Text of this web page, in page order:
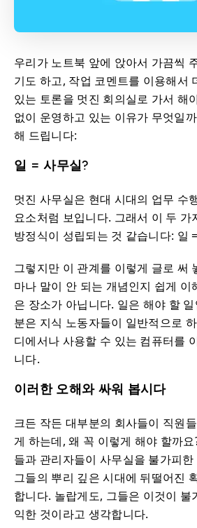
우리가 노트북 앞에 앉아서 가끔씩
기도 하고, 작업 코멘트를 이용해서
있는 토론을 멋진 회의실로 가서 해
없이 운영하고 있는 이유가 무엇일
해 드립니다:
일 = 사무실?
멋진 사무실은 현대 시대의 업무 수
요소처럼 보입니다. 그래서 이 두 가
방정식이 성립되는 것 같습니다: 일
그렇지만 이 관계를 이렇게 글로 써
마나 말이 안 되는 개념인지 쉽게 이
은 장소가 아닙니다. 일은 해야 할
분은 지식 노동자들이 일반적으로
디에서나 사용할 수 있는 컴퓨터를
니다.
이러한 오해와 싸워 봅시다
크든 작든 대부분의 회사들이 직원
게 하는데, 왜 꼭 이렇게 해야 할까
들과 관리자들이 사무실을 불가피
그들의 뿌리 깊은 시대에 뒤떨어진
합니다. 놀랍게도, 그들은 이것이 불
익한 것이라고 생각합니다.